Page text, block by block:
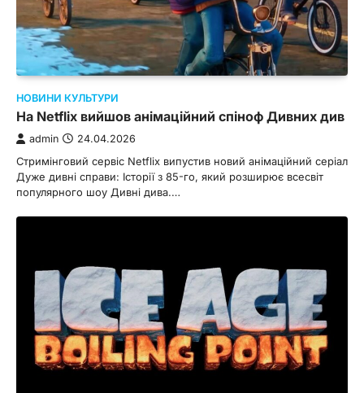
НОВИНИ КУЛЬТУРИ
На Netflix вийшов анімаційний спіноф Дивних див
admin 24.04.2026
Стримінговий сервіс Netflix випустив новий анімаційний серіал
Дуже дивні справи: Історії з 85-го, який розширює всесвіт
популярного шоу Дивні дива.…